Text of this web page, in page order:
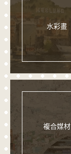
水彩畫
複合媒材